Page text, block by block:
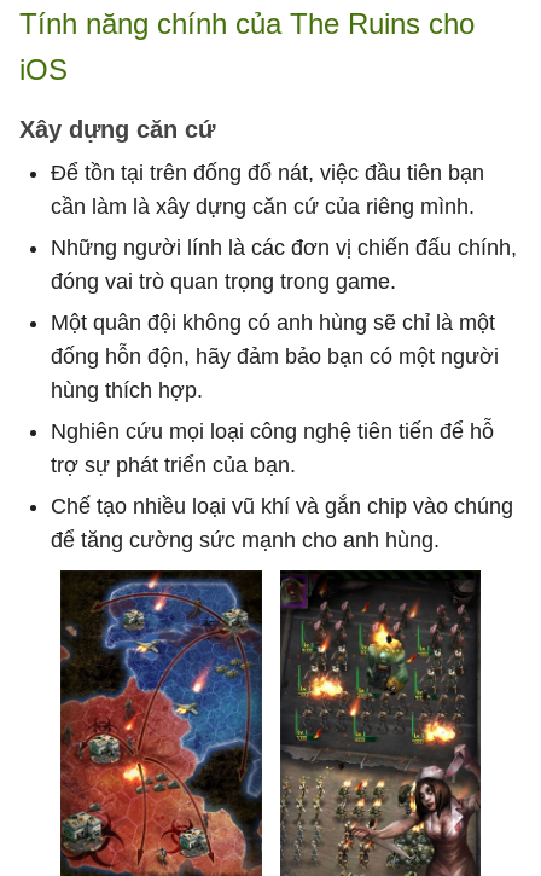
Tính năng chính của The Ruins cho
iOS
Xây dựng căn cứ
Để tồn tại trên đống đổ nát, việc đầu tiên bạn
cần làm là xây dựng căn cứ của riêng mình.
Những người lính là các đơn vị chiến đấu chính,
đóng vai trò quan trọng trong game.
Một quân đội không có anh hùng sẽ chỉ là một
đống hỗn độn, hãy đảm bảo bạn có một người
hùng thích hợp.
Nghiên cứu mọi loại công nghệ tiên tiến để hỗ
trợ sự phát triển của bạn.
Chế tạo nhiều loại vũ khí và gắn chip vào chúng
để tăng cường sức mạnh cho anh hùng.